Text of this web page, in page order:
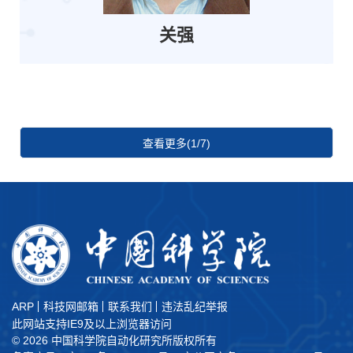
关强
查看更多(1/7)
ARP 科技网邮箱 联系我们
违法乱纪举报
此网站支持IE9及以上浏览器访问
© 2026 中国科学院自动化研究所版权所有